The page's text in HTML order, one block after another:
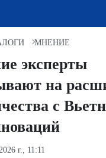
ГЛАВНАЯ
ПОЛИТИКА
МНЕНИЕ
эксперты
на
с
г., 11:11